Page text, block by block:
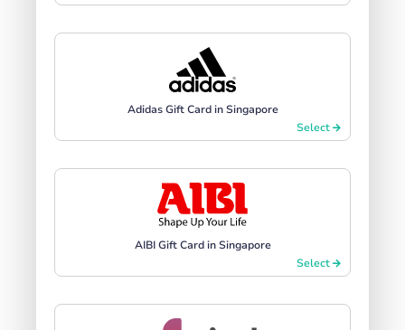
Adidas Gift Card in Singapore
Select
AIBI Gift Card in Singapore
Select